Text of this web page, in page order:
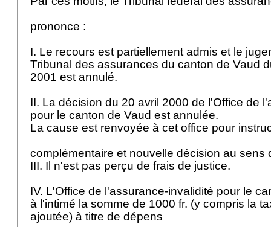
prononce :
I. Le recours est partiellement admis et le
Tribunal des assurances du canton de Vaud
2001 est annulé.
II. La décision du 20 avril 2000 de l'Office de
pour le canton de Vaud est annulée.
La cause est renvoyée à cet office pour
complémentaire et nouvelle décision au
III. Il n'est pas perçu de frais de justice.
IV. L'Office de l'assurance-invalidité pour le
à l'intimé la somme de 1000 fr. (y compris la
ajoutée) à titre de dépens